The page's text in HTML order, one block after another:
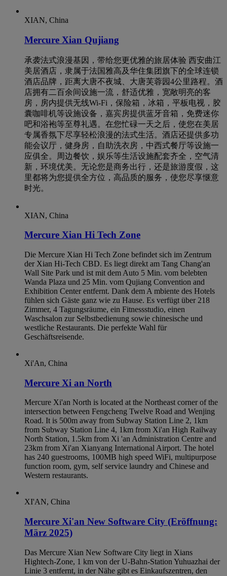
XIAN, China
Mercure Xian Qujiang
承袭法式浪漫基因，带给您更优雅的旅居体验 西安曲江
美居酒店，隶属于法国雅高及华住集团旗下的全球连锁
酒店品牌，距离大唐不夜城、大唐芙蓉园4公里路程。酒
店拥有二百余间设施一流，舒适优雅，宽敞明亮的客
房，房内提供无线Wi-Fi，保险箱，冰箱，平板电视，胶
囊咖啡机等设施设备，嘉宾房提供蓝牙音箱，免费迷你
吧和浴袍等至尊礼遇。在您忙碌一天之后，使您在美居
专属香氛下尽享轻松浪漫的法式生活。酒店还提供多功
能会议厅，健身房，自助洗衣房，中西式餐厅等设施一
应俱全。周边餐饮，娱乐等生活设施配套齐全，空气清
新，环境优美。无论您是商务出行，还是旅游度假，这
里都将为您提供全方位，高品质的服务，使您尽享惬意
时光。
XIAN, China
Mercure Xian Hi Tech Zone
Die Mercure Xian Hi Tech Zone befindet sich im Zentrum
der Xian Hi-Tech CBD. Es liegt direkt am Tang Chang'an
Wall Site Park und ist mit dem Auto 5 Min. vom belebten
Wanda Plaza und 25 Min. vom Qujiang Convention and
Exhibition Center entfernt. Dank dem A mbiente des Hotels
fühlen sich Gäste ganz wie zu Hause. Es verfügt über 218
Zimmer, 4 Tagungsräume, ein Fitnessstudio, einen
Waschsalon zur Selbstbedienung sowie chinesische und
westliche Restaurants. Die perfekte Wahl für
Geschäftsreisende.
Xi'An, China
Mercure Xi an North
Mercure Xi'an North is located at the Northeast corner of the
intersection between Fengcheng Twelve Road and Wenjing
Road. It is 500m away from Subway Station Line 2, 1km
from Subway Station Line 4, 1km from Xi'an High Railway
North Station, 1.5km from Xi 'an Administration Centre and
23km from Xi'an Xianyang International Airport. The hotel
has 240 guestrooms, 100MB high speed WiFi, multipurpose
function room, gym, self service laundry and Chinese and
Western restaurants.
XI'AN, China
Mercure Xi'an New Software City (Eröffnung:
März 2025)
Das Mercure Xian New Software City liegt in Xians
Hightech-Zone, 1 km von der U-Bahn-Station Yuhuazhai der
Linie 3 entfernt, in der Nähe gibt es Einkaufszentren, den